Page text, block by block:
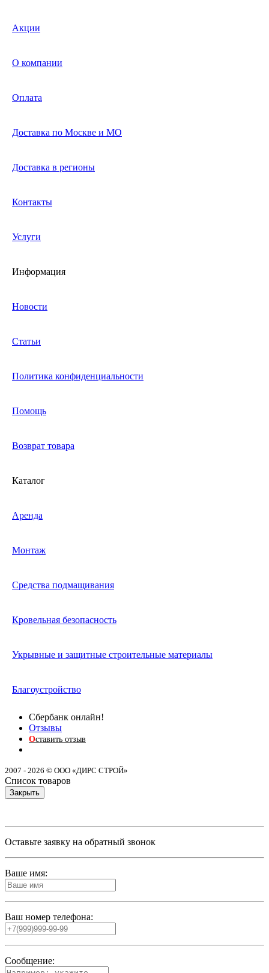
Акции
О компании
Оплата
Доставка по Москве и МО
Доставка в регионы
Контакты
Услуги
Информация
Новости
Статьи
Политика конфиденциальности
Помощь
Возврат товара
Каталог
Аренда
Монтаж
Средства подмащивания
Кровельная безопасность
Укрывные и защитные строительные материалы
Благоустройство
Сбербанк онлайн!
Отзывы
Оставить отзыв
2007 - 2026 © ООО «ДИРС СТРОЙ»
Список товаров
Закрыть
Оставьте заявку на обратный звонок
Ваше имя:
Ваш номер телефона:
Сообщение: